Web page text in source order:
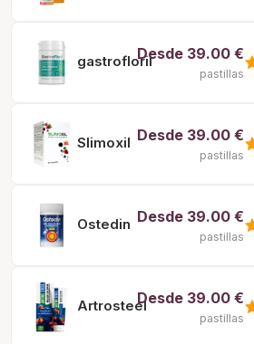
gastroflorilDesde 39.00 €
pastillas
Slimoxil Desde 39.00 €
pastillas
Ostedin Desde 39.00 €
pastillas
ArtrosteelDesde 39.00 €
pastillas